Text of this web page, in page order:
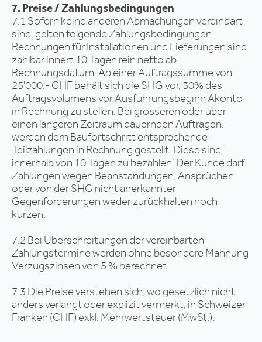
7. Preise / Zahlungsbedingungen
7.1 Sofern keine anderen Abmachungen vereinbart
sind, gelten folgende Zahlungsbedingungen:
Rechnungen für Installationen und Lieferungen sind
zahlbar innert 10 Tagen rein netto ab
Rechnungsdatum. Ab einer Auftragssumme von
25'000.- CHF behält sich die SHG vor, 30% des
Auftragsvolumens vor Ausführungsbeginn Akonto
in Rechnung zu stellen. Bei grösseren oder über
einen längeren Zeitraum dauernden Aufträgen,
werden dem Baufortschritt entsprechende
Teilzahlungen in Rechnung gestellt. Diese sind
innerhalb von 10 Tagen zu bezahlen. Der Kunde darf
Zahlungen wegen Beanstandungen, Ansprüchen
oder von der SHG nicht anerkannter
Gegenforderungen weder zurückhalten noch
kürzen.
7.2 Bei Überschreitungen der vereinbarten
Zahlungstermine werden ohne besondere Mahnung
Verzugszinsen von 5 % berechnet.
7.3 Die Preise verstehen sich, wo gesetzlich nicht
anders verlangt oder explizit vermerkt, in Schweizer
Franken (CHF) exkl. Mehrwertsteuer (MwSt.).